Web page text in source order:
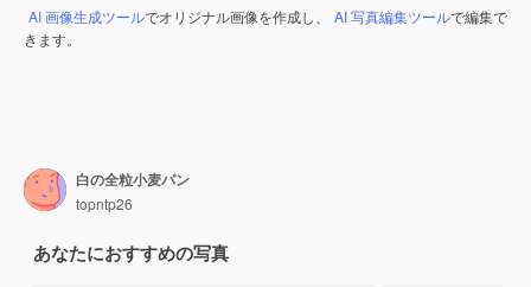
AI 画像生成ツールでオリジナル画像を作成し、 AI 写真編集ツールで編集で
きます。
白の全粒小麦パン
topntp26
あなたにおすすめの写真